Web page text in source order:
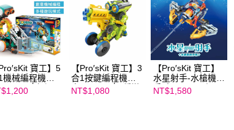
Pro′sKit 寶工】5
機械編程機器
895│超過5
動作變化，創意
【Pro′sKit 寶工】3
合1按鍵編程機器
人 GE-897│3種變
化造型，直接編程
NT$1,080
【Pro′sKit 寶工】
水星射手-水槍機械
手臂 GE-639｜五
種變形！超酷造型
NT$1,580